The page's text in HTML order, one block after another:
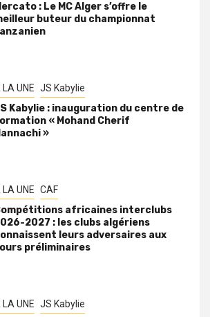
: Le MC Alger s’offre le
buteur du championnat
LA UNE JS Kabylie
Kabylie : inauguration du centre de
« Mohand Cherif
»
LA UNE CAF
africaines interclubs
2027 : les clubs algériens
leurs adversaires aux
préliminaires
LA UNE JS Kabylie